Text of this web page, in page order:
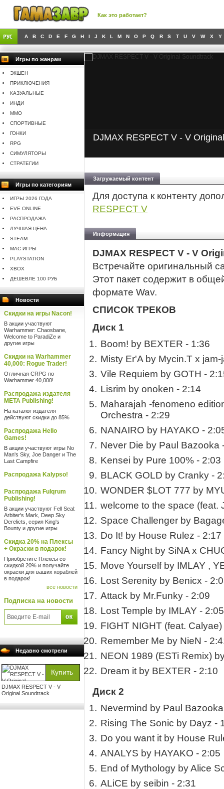
Как это работает?
A B C D E F G H I J K L M N O P Q R S T U V W X Y
Игры по жанрам
ЭКШЕН
ПРИКЛЮЧЕНИЯ
КАЗУАЛЬНЫЕ
ИНДИ
MMO
СПОРТИВНЫЕ
ГОНКИ
RPG
СИМУЛЯТОРЫ
СТРАТЕГИИ
Игры по категориям
ИГРЫ 2026 ГОДА
EVE ONLINE
РАСПРОДАЖА
ЛУЧШАЯ ЦЕНА
STEAM
MAC ИГРЫ
PLAYSTATION
XBOX
ДЕШЕВЛЕ 100 РУБ
Новости
Скидки на игры Nacon!
В акции участвуют
Warhammer: Chaosbane,
Welcome to ParadiZe и
другие игры
Скидки на Warhammer
40,000: Rogue Trader!
Отличная CRPG по
Warhammer 40,000!
Распродажа издателя
META Publishing!
На каталог издателя
действуют скидки до 85%
Распродажа Hello
Games!
В акции участвуют игры No
Man's Sky, Joe Danger и The
Last Campfire
Распродажа Kalypso!
Распродажа Fulqrum
Publishing!
В акции участвуют Fell Seal:
Arbiter's Mark, Deep Sky
Derelicts, серия King's
Bounty и другие игры
Скидка 20% на Плексы
+ Окраски в подарок!
Приобретите Плексы со
скидкой 20% и получайте
окраски для ваших кораблей
в подарок!
все новости
Подписка на новости
Недавно смотрели
DJMAX RESPECT V - V
Original Soundtrack
DJMAX RESPECT V - V
Загружаемый контент
Для доступа к контенту
RESPECT V
Информация
DJMAX RESPECT V - V
Встречайте оригинальный
Этот пакет содержит в
формате Wav.
СПИСОК ТРЕКОВ
Диск 1
Boom! by BEXTER - 1:36
Misty Er'A by Mycin.T x jam-
Vile Requiem by GOTH -
Lisrim by onoken - 2:14
Maharajah -fenomeno
Orchestra - 2:29
NANAIRO by HAYAKO -
Never Die by Paul Bazooka
Kensei by Pure 100% - 2:03
BLACK GOLD by Cranky -
WONDER $LOT 777 by
welcome to the space (feat.
Space Challenger by
Do It! by House Rulez - 2:17
Fancy Night by SiNA x
Move Yourself by IMLAY ,
Lost Serenity by Benicx -
Attack by Mr.Funky - 2:09
Lost Temple by IMLAY - 2:05
FIGHT NIGHT (feat.
Remember Me by NieN -
NEON 1989 (ESTi Remix)
Dream it by BEXTER - 2:10
Диск 2
Nevermind by Paul
Rising The Sonic by Dayz -
Do you want it by House
ANALYS by HAYAKO - 2:05
End of Mythology by Alice
ALiCE by seibin - 2:31